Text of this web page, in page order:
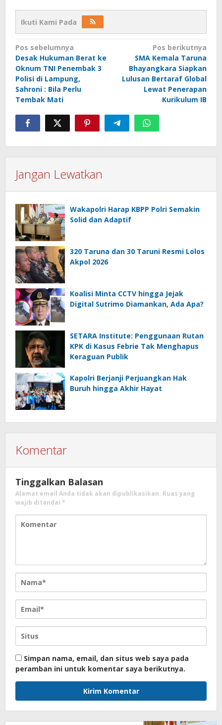
Ikuti Kami Pada
Navigasi
pos
Pos sebelumnya
Desak Hukuman Berat ke
Oknum TNI Penembak 3
Polisi di Lampung,
Sahroni : Bila Perlu
Tembak Mati
Pos berikutnya
SMA Kemala Taruna
Bhayangkara Siapkan
Lulusan Bertaraf Global
Lewat Penerapan
Kurikulum IB
Jangan Lewatkan
Wakapolri Harap KBPP Polri Semakin
Solid dan Adaptif
320 Taruna dan 30 Taruni Resmi Lolos
Akpol 2026
Koalisi Minta CCTV hingga Jejak
Digital Sutrimo Diamankan, Ada Apa?
SETARA Institute: Penggunaan Rutan
KPK di Kasus Febrie Tak Menghapus
Keraguan Publik
Kapolri Berjanji Perjuangkan Hak
Buruh hingga Akhir Hayat
Komentar
Tinggalkan Balasan
Alamat email Anda tidak akan dipublikasikan. Ruas yang
wajib ditandai *
Simpan nama, email, dan situs web saya pada
peramban ini untuk komentar saya berikutnya.